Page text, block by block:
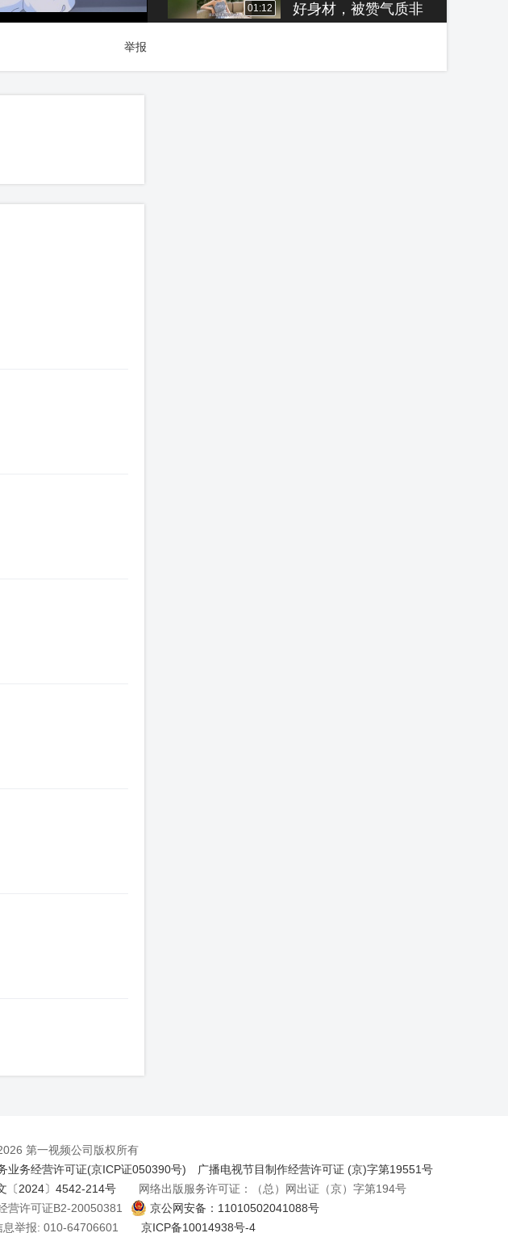
01:12
好身材，被赞气质非
朱珠怀孕8个月穿拖
举报
第一视频公司版权所有
业务经营许可证(京ICP证050390号)
广播电视节目制作经营许可证 (京)字第19551号
〔2024〕4542-214号网络出版服务许可证：（总）网出证（京）字第194号
营许可证B2-20050381
京公网安备：11010502041088号
息举报: 010-64706601 京ICP备10014938号-4